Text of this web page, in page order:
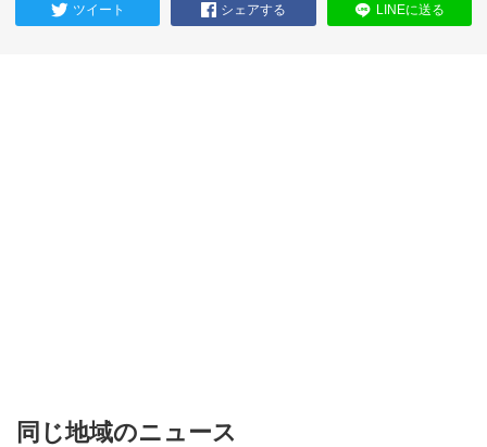
ツイート シェアする LINEに送る
同じ地域のニュース